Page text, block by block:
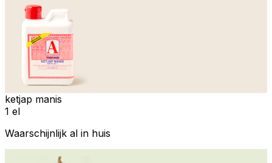
ketjap manis
1 el
Waarschijnlijk al in huis